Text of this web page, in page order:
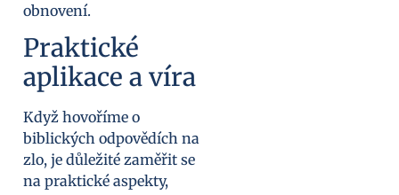
obnovení.
Praktické
aplikace a víra
Když hovoříme o
biblických odpovědích na
zlo, je důležité zaměřit se
na praktické aspekty,